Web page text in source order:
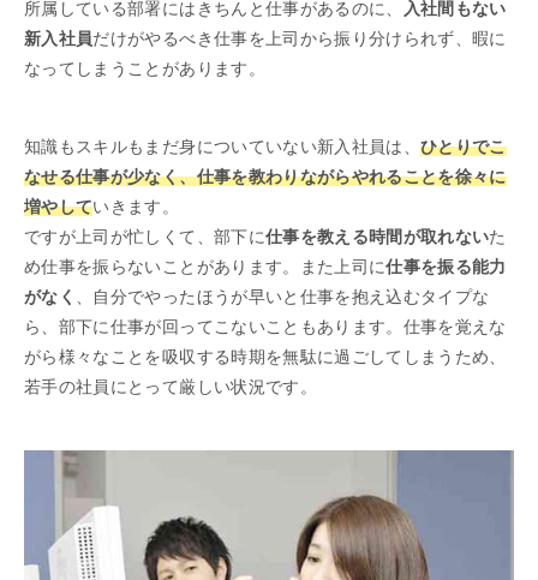
所属している部署にはきちんと仕事があるのに、
入社間もない
新入社員だけがやるべき仕事を上司から振り分けられず、暇に
なってしまうことがあります。
知識もスキルもまだ身についていない新入社員は、ひとりでこ
なせる仕事が少なく、仕事を教わりながらやれることを徐々に
増やしていきます。
ですが上司が忙しくて、部下に仕事を教える時間が取れないた
め仕事を振らないことがあります。また上司に仕事を振る能力
がなく
、自分でやったほうが早いと仕事を抱え込むタイプな
ら、部下に仕事が回ってこないこともあります。仕事を覚えな
がら様々なことを吸収する時期を無駄に過ごしてしまうため、
若手の社員にとって厳しい状況です。